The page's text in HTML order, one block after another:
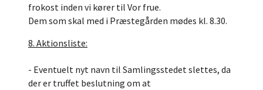
frokost inden vi kører til Vor frue.
Dem som skal med i Præstegården mødes kl. 8.30.
8. Aktionsliste:
- Eventuelt nyt navn til Samlingsstedet slettes, da
der er truffet beslutning om at